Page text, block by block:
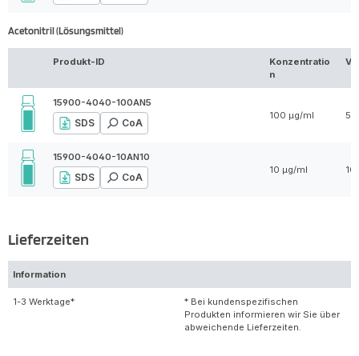
Acetonitril (Lösungsmittel)
Produkt-ID
Konzentratio
n
15900-4040-100AN5
SDS CoA
100 µg/ml 5
15900-4040-10AN10
SDS CoA
10 µg/ml 10
Lieferzeiten
Information
1-3 Werktage*
* Bei kundenspezifischen
Produkten informieren wir Sie über
abweichende Lieferzeiten.